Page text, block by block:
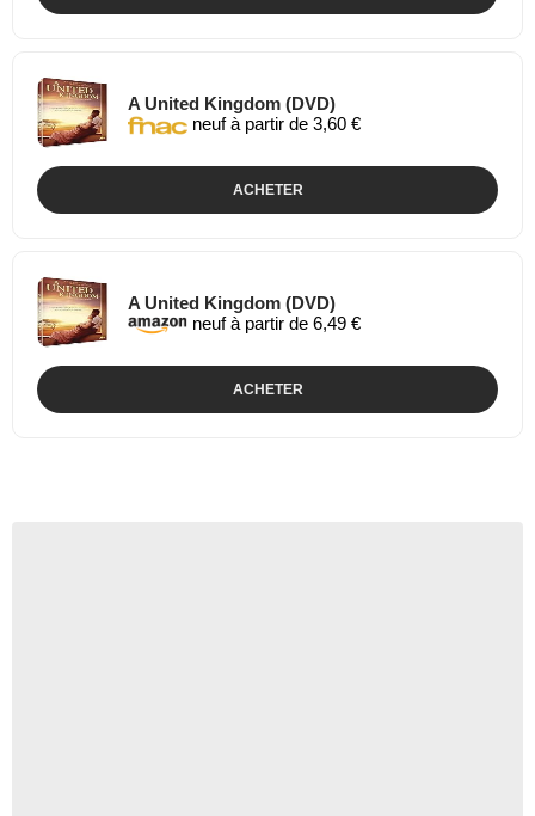
A United Kingdom (DVD)
neuf à partir de 3,60 €
ACHETER
A United Kingdom (DVD)
neuf à partir de 6,49 €
ACHETER